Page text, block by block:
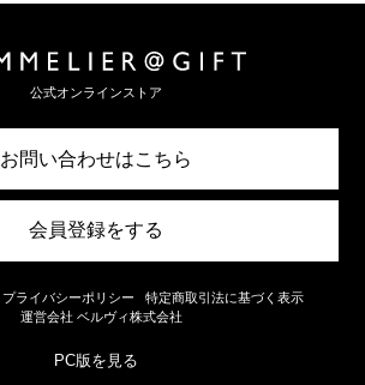
公式オンラインストア
お問い合わせはこちら
会員登録をする
プライバシーポリシー
特定商取引法に基づく表示
運営会社 ベルヴィ株式会社
PC版を見る